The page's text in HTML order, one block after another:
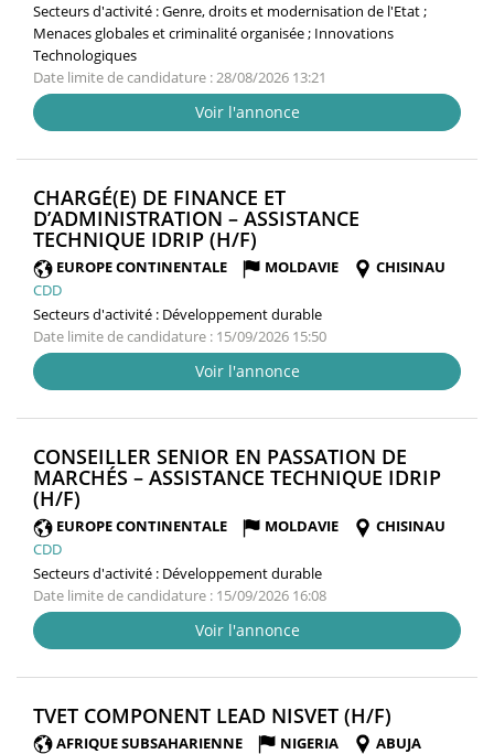
Secteurs d'activité :Genre, droits et modernisation de l'Etat ;
Menaces globales et criminalité organisée ; Innovations
Technologiques
Date limite de candidature : 28/08/2026 13:21
Voir l'annonce
CHARGÉ(E) DE FINANCE ET
D’ADMINISTRATION – ASSISTANCE
TECHNIQUE IDRIP (H/F)
FENÊTRE)
EUROPE CONTINENTALE MOLDAVIE
CHISINAU
CDD
Secteurs d'activité : Développement durable
Date limite de candidature : 15/09/2026 15:50
Voir l'annonce
CONSEILLER SENIOR EN PASSATION DE
MARCHÉS – ASSISTANCE TECHNIQUE IDRIP
(H/F)
FENÊTRE)
EUROPE CONTINENTALE MOLDAVIE
CHISINAU
CDD
Secteurs d'activité : Développement durable
Date limite de candidature : 15/09/2026 16:08
Voir l'annonce
TVET COMPONENT LEAD NISVET (H/F)
FENÊTRE)
AFRIQUE SUBSAHARIENNE NIGERIA
ABUJA